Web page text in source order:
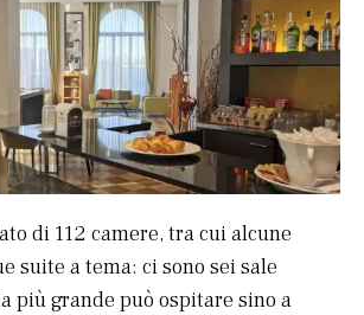
di 112 camere, tra cui alcune
suite a tema: ci sono sei sale
più grande può ospitare sino a